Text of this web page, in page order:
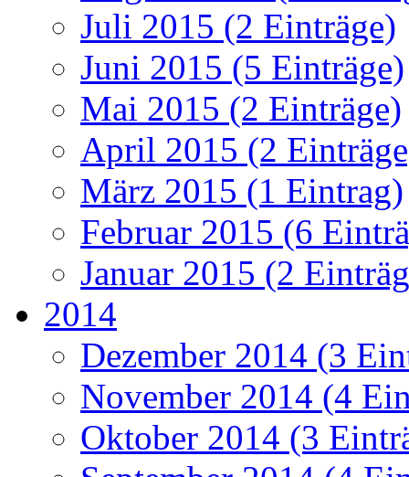
Juli 2015 (2 Einträge)
Juni 2015 (5 Einträge)
Mai 2015 (2 Einträge)
April 2015 (2
März 2015 (1 Eintrag)
Februar 2015 (6
Januar 2015 (2
2014
Dezember 2014 (3
November 2014 (4
Oktober 2014 (3